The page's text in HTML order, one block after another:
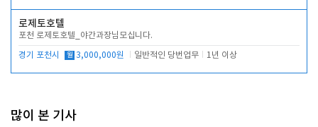
로제토호텔
포천 로제토호텔_야간과장님모십니다.
경기 포천시 월 3,000,000원 일반적인 당번업무 1년 이상
많이 본 기사